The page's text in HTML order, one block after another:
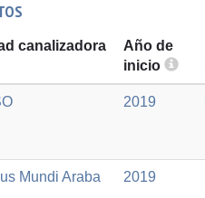
canalizadora
Año de
inicio
2019
Mundi Araba 2019